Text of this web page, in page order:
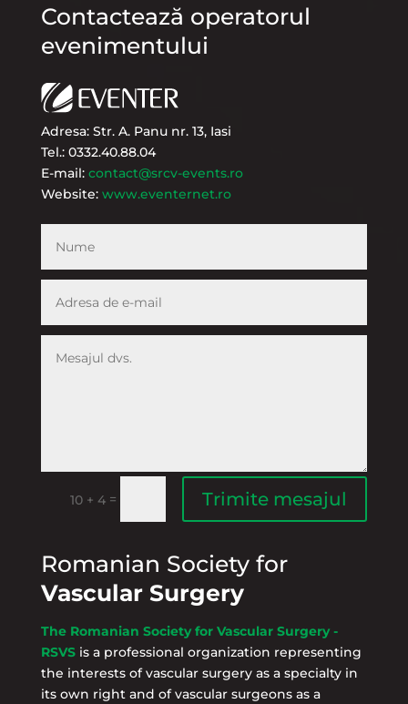
Contactează operatorul
evenimentului
Adresa: Str. A. Panu nr. 13, Iasi
Tel.: 0332.40.88.04
E-mail: contact@srcv-events.ro
Website: www.eventernet.ro
10 + 4 = Trimite mesajul
Romanian Society for
Vascular Surgery
The Romanian Society for Vascular Surgery -
RSVS is a professional organization representing
the interests of vascular surgery as a specialty in
its own right and of vascular surgeons as a